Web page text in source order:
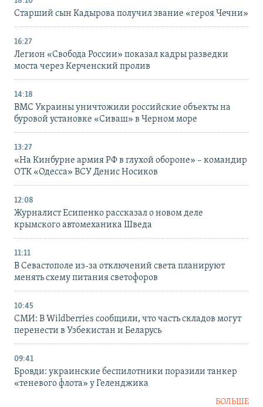
Старший сын Кадырова получил звание «героя Чечни»
16:27
Легион «Свобода России» показал кадры разведки
моста через Керченский пролив
14:18
ВМС Украины уничтожили российские объекты на
буровой установке «Сиваш» в Черном море
13:27
«На Кинбурне армия РФ в глухой обороне» – командир
ОТК «Одесса» ВСУ Денис Носиков
12:08
Журналист Есипенко рассказал о новом деле
крымского автомеханика Шведа
11:11
В Севастополе из-за отключений света планируют
менять схему питания светофоров
10:45
СМИ: В Wildberries сообщили, что часть складов могут
перенести в Узбекистан и Беларусь
09:41
Бровди: украинские беспилотники поразили танкер
«теневого флота» у Геленджика
БОЛЬШЕ